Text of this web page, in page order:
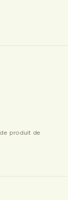
produit de